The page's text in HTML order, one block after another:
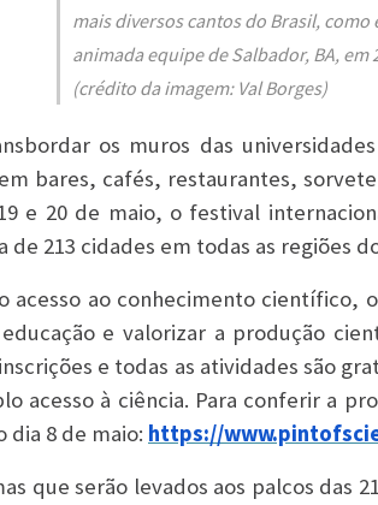
mais diversos cantos do Brasil, como
animada equipe de Salbador, BA, em
(crédito da imagem: Val Borges)
os muros das
bares, cafés, restaurantes,
e 20 de maio, o festival
de 213 cidades em todas as regiões
acesso ao conhecimento científico,
e valorizar a produção
e todas as atividades são
acesso à ciência. Para conferir a
dia 8 de maio: https://
que serão levados aos palcos das